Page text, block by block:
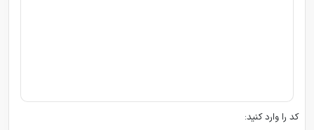
کد را وارد کنید: